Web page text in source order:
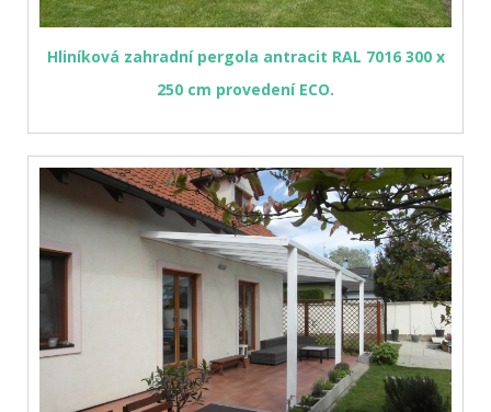
Hliníková zahradní pergola antracit RAL 7016 300 x
250 cm provedení ECO.